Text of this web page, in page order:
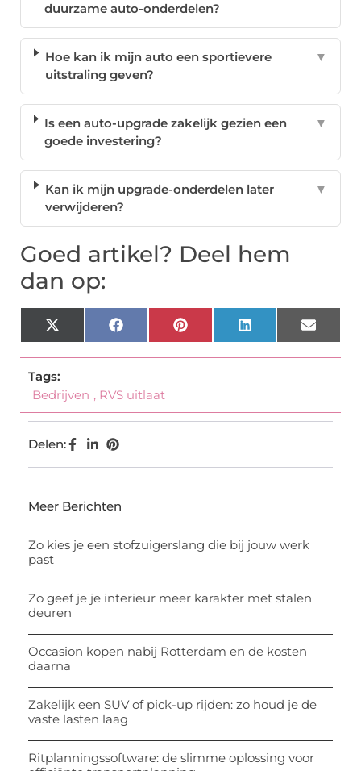
duurzame auto-onderdelen?
Hoe kan ik mijn auto een sportievere
uitstraling geven?
▼
Is een auto-upgrade zakelijk gezien een
goede investering?
▼
Kan ik mijn upgrade-onderdelen later
verwijderen?
▼
Goed artikel? Deel hem
dan op:
X
(Twitter)
FacebookPinterest LinkedIn Email
Tags:
Bedrijven , RVS uitlaat
Delen:
Meer Berichten
Zo kies je een stofzuigerslang die bij jouw werk
past
Zo geef je je interieur meer karakter met stalen
deuren
Occasion kopen nabij Rotterdam en de kosten
daarna
Zakelijk een SUV of pick-up rijden: zo houd je de
vaste lasten laag
Ritplanningssoftware: de slimme oplossing voor